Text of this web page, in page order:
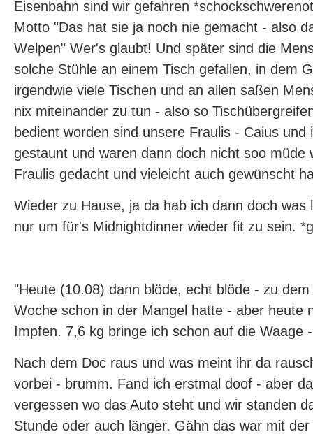
Eisenbahn sind wir gefahren
Motto "Das hat sie ja noch nie gemacht - also
Welpen" Wer's glaubt! Und später sind die
solche Stühle an einem Tisch gefallen, in dem
irgendwie viele Tischen und an allen saßen
nix miteinander zu tun - also so
bedient worden sind unsere Fraulis - Caius und
gestaunt und waren dann doch nicht soo müde
Fraulis gedacht und vieleicht auch gewünscht
Wieder zu Hause, ja da hab ich dann doch was
nur um für's Midnightdinner wieder fit zu sein.
"Heute (10.08) dann blöde, echt blöde - zu
Woche schon in der Mangel hatte - aber heute
Impfen. 7,6 kg bringe ich schon auf die Waage
Nach dem Doc raus und was meint ihr da
vorbei - brumm. Fand ich erstmal doof - aber
vergessen wo das Auto steht und wir standen
Stunde oder auch länger. Gähn das war mit